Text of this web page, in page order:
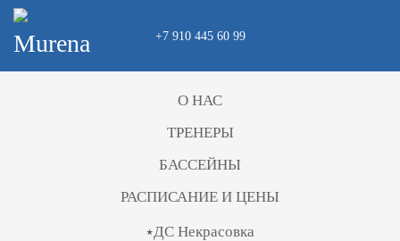
Skip to main content
+7 910 445 60 99
О НАС
ТРЕНЕРЫ
БАССЕЙНЫ
РАСПИСАНИЕ И ЦЕНЫ
⭑ДС Некрасовка